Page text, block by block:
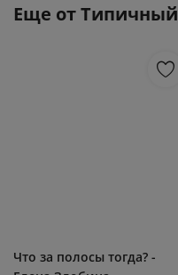
Еще отТипичный
Что за полосы тогда? -